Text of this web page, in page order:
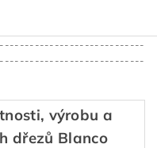
výrobu a
dřezů Blanco